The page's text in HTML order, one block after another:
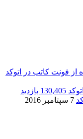
از فونت کاتب در اتوکد
130,405 بازدید
7 سپتامبر 2016